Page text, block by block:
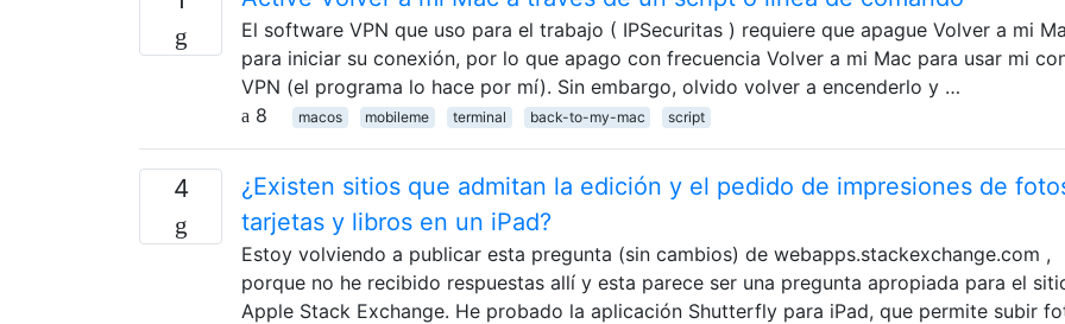
El software VPN que uso para el trabajo ( IPSecuritas ) requiere que apague Volver a mi
para iniciar su conexión, por lo que apago con frecuencia Volver a mi Mac para usar mi
VPN (el programa lo hace por mí). Sin embargo, olvido volver a encenderlo y …
8
macos mobileme terminal back-to-my-mac script
4
¿Existen sitios que admitan la edición y el pedido de impresiones de
tarjetas y libros en un iPad?
Estoy volviendo a publicar esta pregunta (sin cambios) de webapps.stackexchange.com ,
porque no he recibido respuestas allí y esta parece ser una pregunta apropiada para el
Apple Stack Exchange. He probado la aplicación Shutterfly para iPad, que permite subir